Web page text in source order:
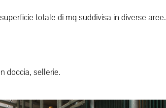
totale di mq suddivisa in diverse aree.
doccia, sellerie.